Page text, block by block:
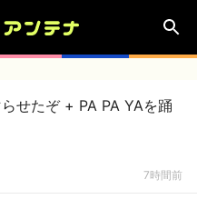
せたぞ + PA PA YAを踊
7時間前